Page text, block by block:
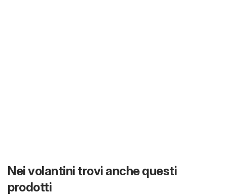
Nei volantini trovi anche questi
prodotti